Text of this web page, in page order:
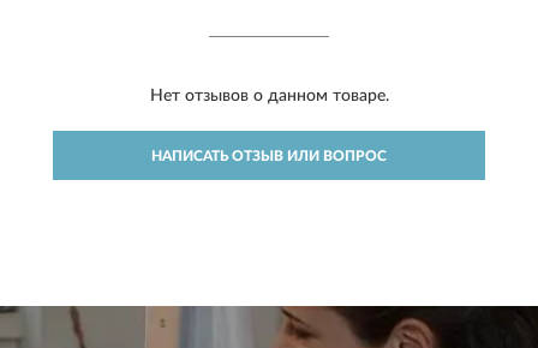
Нет отзывов о данном товаре.
НАПИСАТЬ ОТЗЫВ ИЛИ ВОПРОС